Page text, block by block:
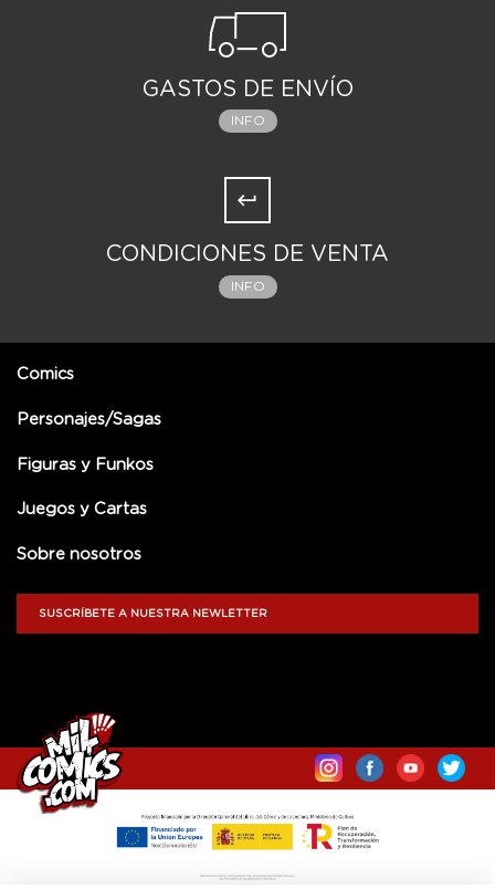
GASTOS DE ENVÍO
INFO
CONDICIONES DE VENTA
INFO
Comics
Personajes/Sagas
Figuras y Funkos
Juegos y Cartas
Sobre nosotros
SUSCRÍBETE A NUESTRA NEWLETTER